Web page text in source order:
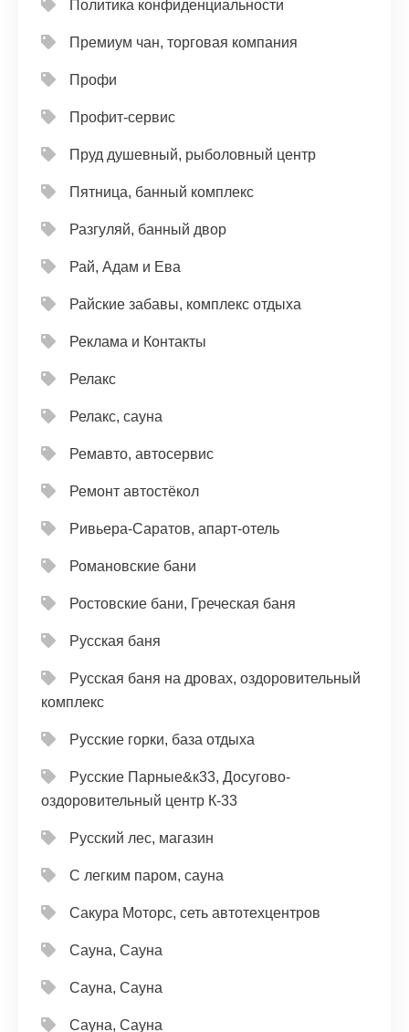
Политика конфиденциальности
Премиум чан, торговая компания
Профи
Профит-сервис
Пруд душевный, рыболовный центр
Пятница, банный комплекс
Разгуляй, банный двор
Рай, Адам и Ева
Райские забавы, комплекс отдыха
Реклама и Контакты
Релакс
Релакс, сауна
Ремавто, автосервис
Ремонт автостёкол
Ривьера-Саратов, апарт-отель
Романовские бани
Ростовские бани, Греческая баня
Русская баня
Русская баня на дровах, оздоровительный
комплекс
Русские горки, база отдыха
Русские Парные&к33, Досугово-
оздоровительный центр К-33
Русский лес, магазин
С легким паром, сауна
Сакура Моторс, сеть автотехцентров
Сауна, Сауна
Сауна, Сауна
Сауна, Сауна